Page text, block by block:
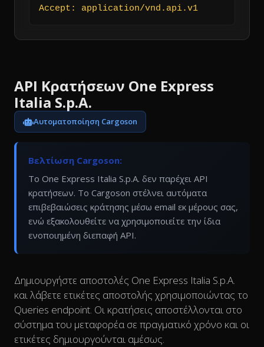
Accept: application/vnd.api.v1
API Κρατήσεων One Express
Italia S.p.A.
Αυτοματοποίηση Cargoson
Βελτίωση Cargoson:
Το One Express Italia S.p.A. δεν παρέχει API
κρατήσεων. Το Cargoson στέλνει αυτόματα
επιβεβαιώσεις κράτησης μέσω email εκ μέρους σας,
ενώ εξακολουθείτε να χρησιμοποιείτε την ίδια
ενοποιημένη διεπαφή API.
Δημιουργήστε αποστολές One Express Italia S.p.A.
και λάβετε ετικέτες αποστολής χρησιμοποιώντας το
Queries endpoint. Οι κρατήσεις αποστέλλονται στο
σύστημα του μεταφορέα σε πραγματικό χρόνο και οι
ετικέτες δημιουργούνται αμέσως.